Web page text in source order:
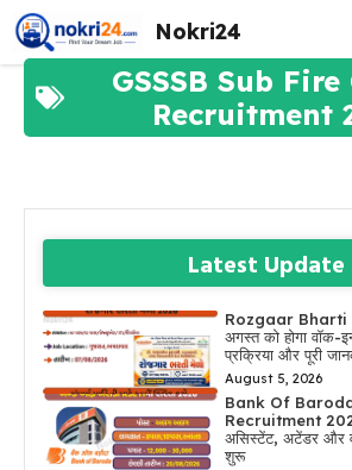
Skip
to
content
Nokri24
GSSSB Sub
Recruitment
Latest Update
Rozgaar Bharti
अगस्त को होगा वॉक-
प्रक्रिया और पूरी
August 5, 2026
Bank Of
Recruitment
असिस्टेंट, अटेंडर और
शुरू